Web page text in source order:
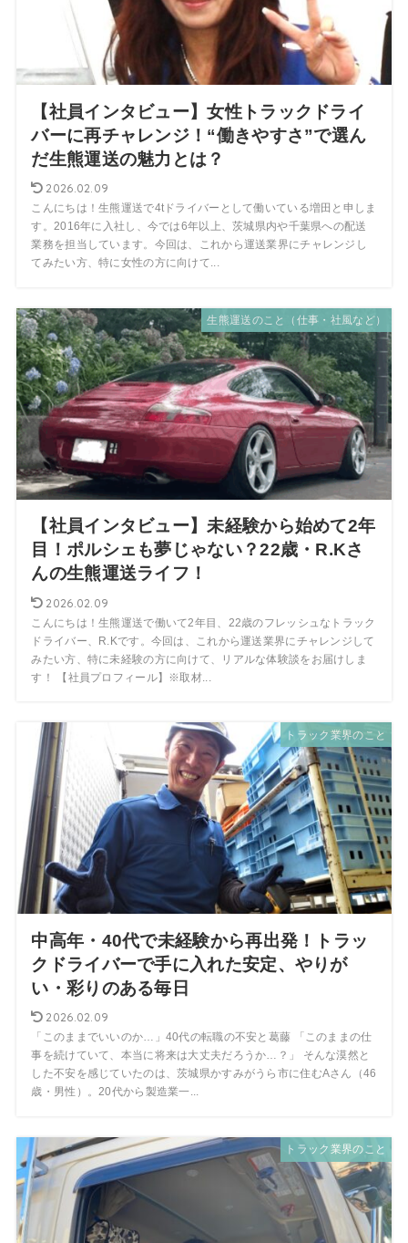
【社員インタビュー】女性トラックドライ
バーに再チャレンジ！“働きやすさ”で選ん
だ生熊運送の魅力とは？
2026.02.09
こんにちは！生熊運送で4tドライバーとして働いている増田と申しま
す。2016年に入社し、今では6年以上、茨城県内や千葉県への配送
業務を担当しています。今回は、これから運送業界にチャレンジし
てみたい方、特に女性の方に向けて...
生熊運送のこと（仕事・社風など）
【社員インタビュー】未経験から始めて2年
目！ポルシェも夢じゃない？22歳・R.Kさ
んの生熊運送ライフ！
2026.02.09
こんにちは！生熊運送で働いて2年目、22歳のフレッシュなトラック
ドライバー、R.Kです。今回は、これから運送業界にチャレンジして
みたい方、特に未経験の方に向けて、リアルな体験談をお届けしま
す！ 【社員プロフィール】※取材...
トラック業界のこと
中高年・40代で未経験から再出発！トラッ
クドライバーで手に入れた安定、やりが
い・彩りのある毎日
2026.02.09
「このままでいいのか…」40代の転職の不安と葛藤 「このままの仕
事を続けていて、本当に将来は大丈夫だろうか…？」 そんな漠然と
した不安を感じていたのは、茨城県かすみがうら市に住むAさん（46
歳・男性）。20代から製造業一...
トラック業界のこと